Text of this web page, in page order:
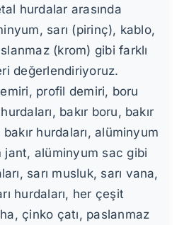
hurdalar arasında
sarı (pirinç), kablo,
(krom) gibi farklı
değerlendiriyoruz.
profil demiri, boru
bakır boru, bakır
hurdaları, alüminyum
jant, alüminyum sac gibi
sarı musluk, sarı vana,
hurdaları, her çeşit
çinko çatı, paslanmaz